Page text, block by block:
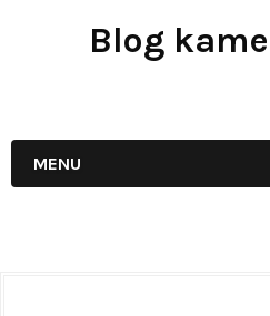
Blog
MENU